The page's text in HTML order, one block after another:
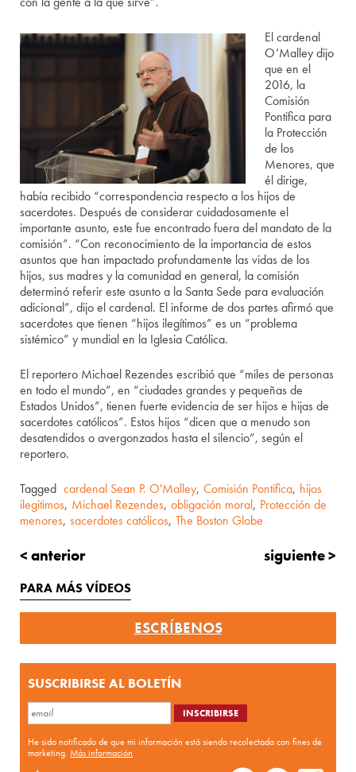
El cardenal
O’Malley dijo
que en el
2016, la
Comisión
Pontifica para
la Protección
de los
Menores, que
él dirige,
había recibido “correspondencia respecto a los hijos de
sacerdotes. Después de considerar cuidadosamente el
importante asunto, este fue encontrado fuera del mandato de la
comisión”. “Con reconocimiento de la importancia de estos
asuntos que han impactado profundamente las vidas de los
hijos, sus madres y la comunidad en general, la comisión
determinó referir este asunto a la Santa Sede para evaluación
adicional”, dijo el cardenal. El informe de dos partes afirmó que
sacerdotes que tienen “hijos ilegítimos” es un “problema
sistémico” y mundial en la Iglesia Católica.
El reportero Michael Rezendes escribió que “miles de personas
en todo el mundo”, en “ciudades grandes y pequeñas de
Estados Unidos”, tienen fuerte evidencia de ser hijos e hijas de
sacerdotes católicos”. Estos hijos “dicen que a menudo son
desatendidos o avergonzados hasta el silencio”, según el
reportero.
Tagged cardenal Sean P. O'Malley, Comisión Pontifica, hijos
ilegitimos, Michael Rezendes, obligación moral, Protección de
menores, sacerdotes católicos, The Boston Globe
< anterior siguiente >
PARA MÁS VÍDEOS
ESCRÍBENOS
SUSCRIBIRSE AL BOLETÍN
He sido notificado de que mi información está siendo recolectada con fines de
marketing.Más información